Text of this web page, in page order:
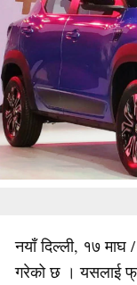
नयाँ दिल्ली, १७ माघ
गरेको छ । यसलाई